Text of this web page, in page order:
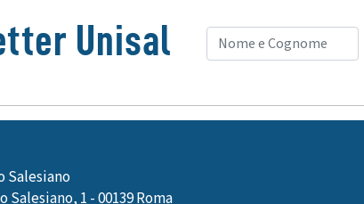
Unisal
Salesiano
Salesiano, 1 - 00139 Roma